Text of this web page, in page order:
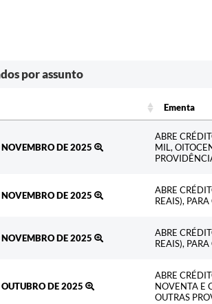
por assunto
Ementa
DE 2025
ABRE
MIL,
DE 2025
ABRE
REAIS),
DE 2025
ABRE
REAIS),
DE 2025
ABRE
NOVENTA E
OUTRAS